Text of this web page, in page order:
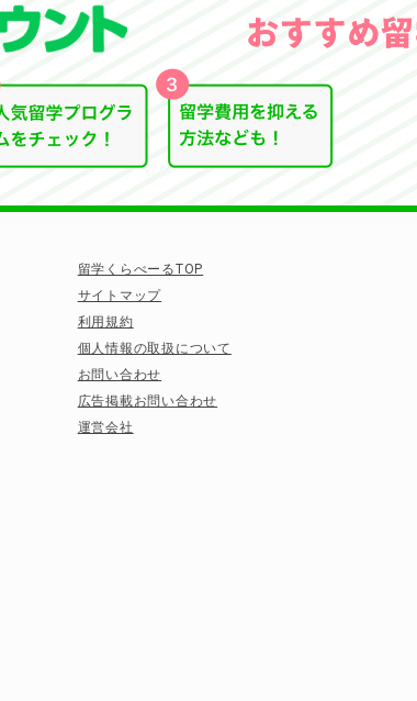
留学くらべーるTOP
サイトマップ
利用規約
個人情報の取扱について
お問い合わせ
広告掲載お問い合わせ
運営会社